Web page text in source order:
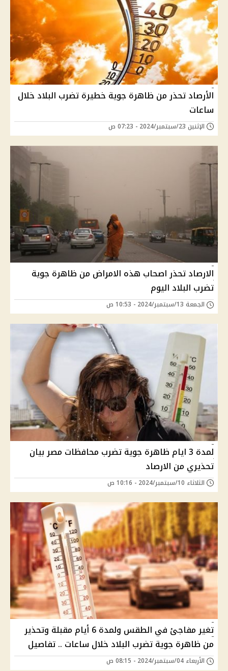
الأرصاد تحذر من ظاهرة جوية خطيرة تضرب البلاد خلال
ساعات
الإثنين 23/سبتمبر/2024 - 07:23 ص
الارصاد تحذر اصحاب هذه الامراض من ظاهرة جوية
تضرب البلاد اليوم
الجمعة 13/سبتمبر/2024 - 10:53 ص
لمدة 3 ايام ظاهرة جوية تضرب محافظات مصر بيان
تحذيري من الارصاد
الثلاثاء 10/سبتمبر/2024 - 10:16 ص
تغير مفاجئ في الطقس ولمدة 6 أيام مقبلة وتحذير
من ظاهرة جوية تضرب البلاد خلال ساعات .. تفاصيل
الأربعاء 04/سبتمبر/2024 - 08:15 ص